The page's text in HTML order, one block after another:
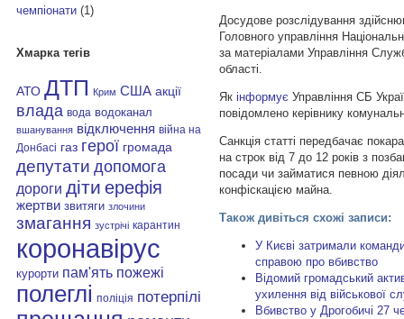
чемпіонати(1)
Хмарка тегів
АТО ДТП Крим США акції
влада вода водоканал
вшанування відключення війна на
Донбасі газ герої громада
депутати допомога
дороги діти ерефія
жертви звитяги злочини
змагання зустрічі карантин
коронавірус
курорти пам'ять пожежі
полеглі поліція потерпілі
Досудове розслідування
Головного управління
за матеріалами Управління
області.
Як інформує Управління СБ
повідомлено керівнику
Санкція статті передбачає
на строк від 7 до 12 років з
посади чи займатися певною
конфіскацією майна.
Також дивіться схожі записи:
У Києві затримали
справою про вбивство
Відомий громадський
ухилення від військової
Вбивство у Дрогобичі 27